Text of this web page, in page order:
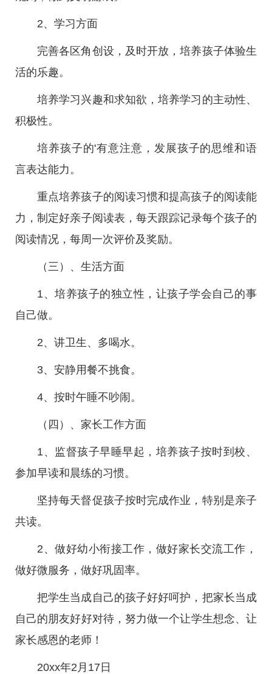
2、学习方面
完善各区角创设，及时开放，培养孩子体验生
活的乐趣。
培养学习兴趣和求知欲，培养学习的主动性、
积极性。
培养孩子的'有意注意，发展孩子的思维和语
言表达能力。
重点培养孩子的阅读习惯和提高孩子的阅读能
力，制定好亲子阅读表，每天跟踪记录每个孩子的
阅读情况，每周一次评价及奖励。
（三）、生活方面
1、培养孩子的独立性，让孩子学会自己的事
自己做。
2、讲卫生、多喝水。
3、安静用餐不挑食。
4、按时午睡不吵闹。
（四）、家长工作方面
1、监督孩子早睡早起，培养孩子按时到校、
参加早读和晨练的习惯。
坚持每天督促孩子按时完成作业，特别是亲子
共读。
2、做好幼小衔接工作，做好家长交流工作，
做好微服务，做好巩固率。
把学生当成自己的孩子好好呵护，把家长当成
自己的朋友好好对待，努力做一个让学生想念、让
家长感恩的老师！
20xx年2月17日